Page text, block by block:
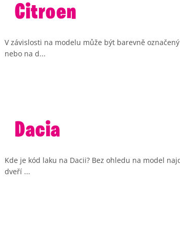
Citroen
V závislosti na modelu může být barevně
nebo na d...
Dacia
Kde je kód laku na Dacii? Bez ohledu na model
dveří ...